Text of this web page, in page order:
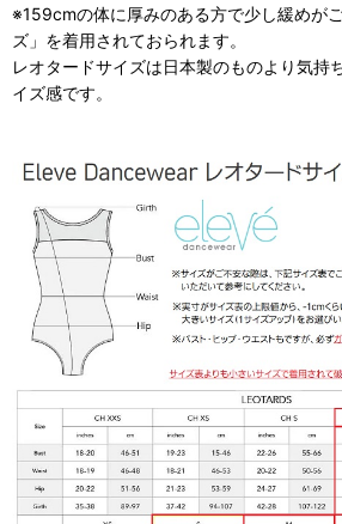
※159cmの体に厚みのある方で少し緩めが
ズ」を着用されておられます。
レオタードサイズは日本製のものより気持
イズ感です。